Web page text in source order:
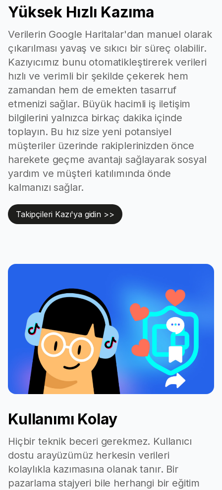
The official
link for the place.
Latitude
Latitude in
decimal
degrees.
Longitude
decimal
degrees.
Opening hours
The opening
A highlighted
Cid
entity.
Place Id
A unique textual
identifier that
distinguishes a
specific place.
Yüksek Hızlı Kazıma
Verilerin Google Haritalar'dan manuel olarak
çıkarılması yavaş ve sıkıcı bir süreç olabilir.
Kazıyıcımız bunu otomatikleştirerek verileri
hızlı ve verimli bir şekilde çekerek hem
zamandan hem de emekten tasarruf
etmenizi sağlar. Büyük hacimli iş iletişim
bilgilerini yalnızca birkaç dakika içinde
toplayın. Bu hız size yeni potansiyel
müşteriler üzerinde rakiplerinizden önce
harekete geçme avantajı sağlayarak sosyal
yardım ve müşteri katılımında önde
kalmanızı sağlar.
Takipçileri Kazı'ya gidin >>
Kullanımı Kolay
Hiçbir teknik beceri gerekmez. Kullanıcı
dostu arayüzümüz herkesin verileri
kolaylıkla kazımasına olanak tanır. Bir
pazarlama stajyeri bile herhangi bir eğitim